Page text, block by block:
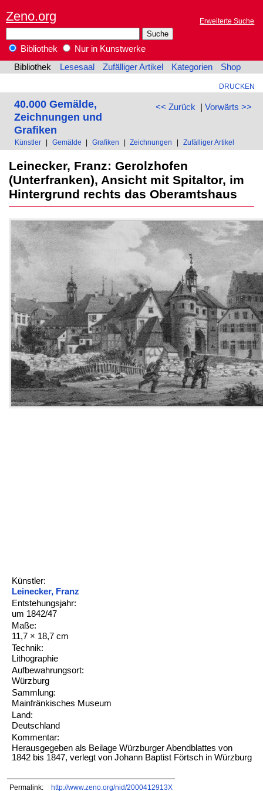
Zeno.org Erweiterte Suche
Bibliothek
Nur in Kunstwerke
Bibliothek
Lesesaal Zufälliger Artikel Kategorien Shop
DRUCKEN
<< Zurück | Vorwärts >>
40.000 Gemälde,
Zeichnungen und
Grafiken
Künstler Gemälde Grafiken Zeichnungen Zufälliger Artikel
Leinecker, Franz: Gerolzhofen
(Unterfranken), Ansicht mit Spitaltor, im
Hintergrund rechts das Oberamtshaus
Künstler:
Leinecker, Franz
Entstehungsjahr:
um 1842/47
Maße:
11,7 × 18,7 cm
Technik:
Lithographie
Aufbewahrungsort:
Würzburg
Sammlung:
Mainfränkisches Museum
Land:
Deutschland
Kommentar:
Herausgegeben als Beilage Würzburger Abendblattes von
1842 bis 1847, verlegt von Johann Baptist Förtsch in Würzburg
Permalink: http://www.zeno.org/nid/2000412913X